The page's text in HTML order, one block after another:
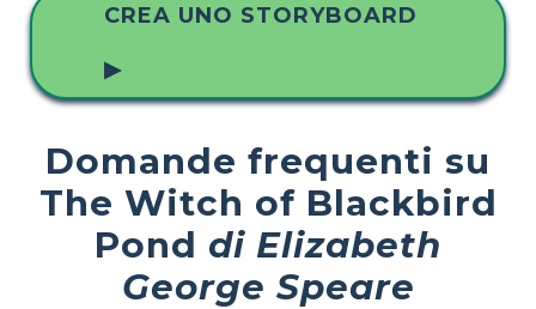
CREA UNO STORYBOARD
▶
Domande frequenti su
The Witch of Blackbird
Pond di Elizabeth
George Speare